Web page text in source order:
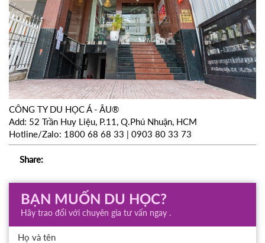
CÔNG TY DU HỌC Á - ÂU®
Add: 52 Trần Huy Liệu, P.11, Q.Phú Nhuận, HCM
Hotline/Zalo: 1800 68 68 33 | 0903 80 33 73
Share:
BẠN MUỐN DU HỌC?
Hãy trao đổi với chuyên gia tư vấn ngay .
Họ và tên